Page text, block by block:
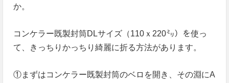
か。
コンケラー既製封筒DLサイズ（110ｘ220㍉）を使っ
て、きっちりかっちり綺麗に折る方法があります。
①まずはコンケラー既製封筒のベロを開き、その淵にA